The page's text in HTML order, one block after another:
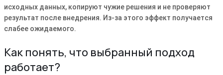
исходных данных, копируют чужие решения и не проверяют
результат после внедрения. Из-за этого эффект получается
слабее ожидаемого.
Как понять, что выбранный подход
работает?